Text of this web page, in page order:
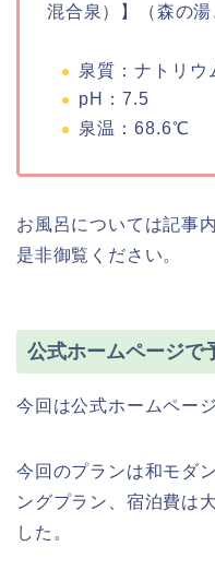
混合泉）】（森の湯
泉質：ナトリウ
pH：7.5
泉温：68.6℃
お風呂については記事
是非御覧ください。
公式ホームページで
今回は公式ホームペー
今回のプランは和モダ
ングプラン、宿泊費は
した。